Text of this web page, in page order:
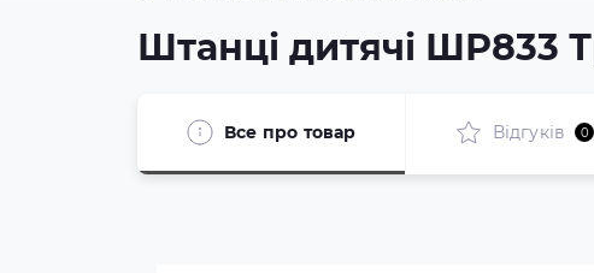
Штанці дитячі ШР833
Все про товар Відгуків 0